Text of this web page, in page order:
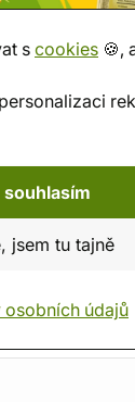
boxů,
vzácné
Koukni na
7 min
scookies 🍪,
souhlasím
jsem tu tajně
osobních údajů